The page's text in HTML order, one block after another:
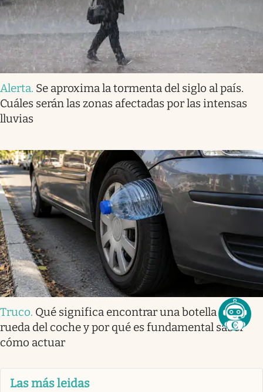
Alerta. Se aproxima la tormenta del siglo al país.
Cuáles serán las zonas afectadas por las intensas
lluvias
Truco. Qué significa encontrar una botella en la
rueda del coche y por qué es fundamental saber
cómo actuar
Las más leidas